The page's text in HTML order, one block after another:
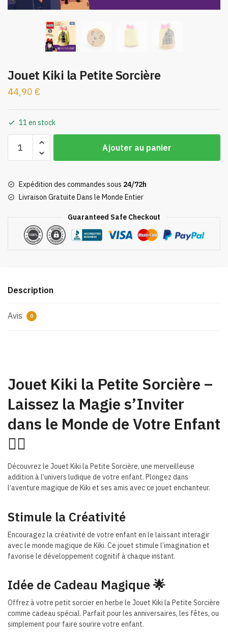
Jouet Kiki la Petite Sorcière
44,90 €
11 en stock
la
Petite
Ajouter au panier
Expédition des commandes sous 24/72h
Livraison Gratuite Dans le Monde Entier
Guaranteed Safe Checkout
Description
Avis 0
Jouet Kiki la Petite Sorcière –
Laissez la Magie s’Inviter
dans le Monde de Votre Enfant
🧙‍♀️
Découvrez le Jouet Kiki la Petite Sorcière, une merveilleuse
addition à l’univers ludique de votre enfant. Plongez dans
l’aventure magique de Kiki et ses amis avec ce jouet enchanteur.
Stimule la Créativité
Encouragez la créativité de votre enfant en le laissant interagir
avec le monde magique de Kiki. Ce jouet stimule l’imagination et
favorise le développement cognitif à chaque instant.
Idée de Cadeau Magique 🌟
Offrez à votre petit sorcier en herbe le Jouet Kiki la Petite Sorcière
comme cadeau spécial. Parfait pour les anniversaires, les fêtes, ou
simplement pour faire sourire votre enfant.